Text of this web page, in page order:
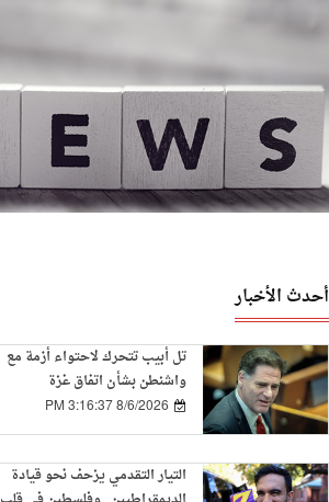
أحدث الأخبار
تل أبيب تتحرك لاحتواء أزمة مع
واشنطن بشأن اتفاق غزة
8/6/2026 3:16:37 PM
التيار التقدمي يزحف نحو قيادة